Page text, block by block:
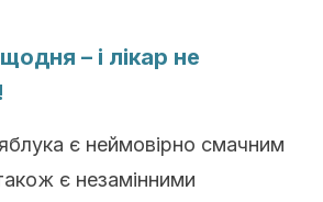
– і лікар не
є неймовірно смачним
є незамінними